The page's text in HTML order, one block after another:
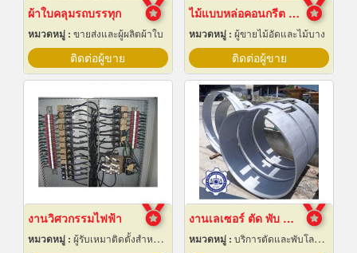
ผ้าใบคลุมรถบรรทุก
หมวดหมู่ : ขายส่งและผู้ผลิตผ้าใบ
ติดต่อผู้ขาย
ไม้แบบหล่อคอนกรีต ไม้แบบเทปูน
หมวดหมู่ : ผู้ขายไม้อัดและไม้บาง
ติดต่อผู้ขาย
งานวิศวกรรมไฟฟ้า
หมวดหมู่ : ผู้รับเหมาติดตั้งสำหรับบ้านและโรงงานไฟฟ้า
งานเลเซอร์ ตัด พับ ม้วนโลหะ นครปฐม
หมวดหมู่ : บริการตัดและพับโลหะด้วยเลเซอร์